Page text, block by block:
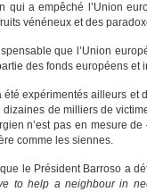
qui a empêché l’Union
vénéneux et des
que l’Union
des fonds européens et
expérimentés ailleurs et
de milliers de
n’est pas en mesure
comme les siennes.
le Président Barroso a
to help a neighbour in